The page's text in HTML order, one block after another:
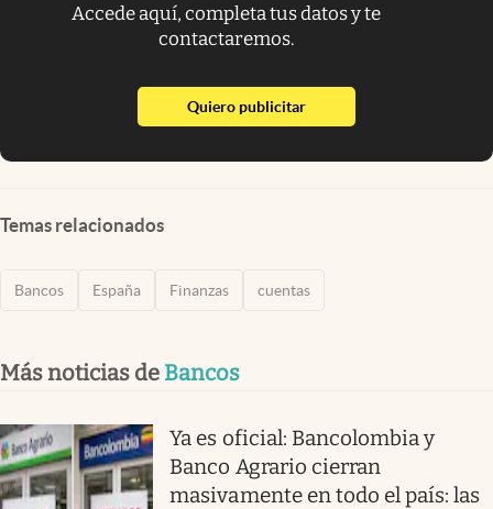
Accede aquí, completa tus datos y te
contactaremos.
Quiero publicitarabre en nueva pestaña
Temas relacionados
Bancos España Finanzas cuentas
Más noticias de Bancos
Ya es oficial: Bancolombia y
Banco Agrario cierran
masivamente en todo el país: las